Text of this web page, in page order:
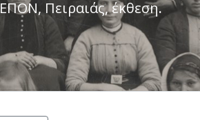
ΕΠΟΝ, Πειραιάς, έκθεση.